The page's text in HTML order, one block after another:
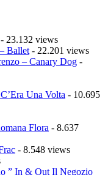
- 23.132 views
Ballet - 22.201 views
– Canary Dog -
Una Volta - 10.695
Flora - 8.637
- 8.548 views
” In & Out Il Negozio